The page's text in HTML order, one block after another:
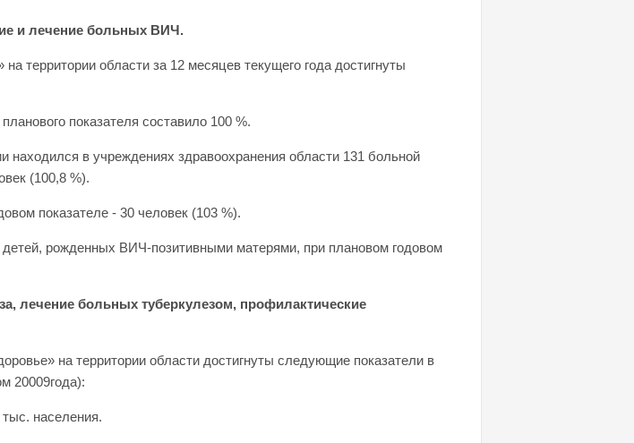
и лечение больных ВИЧ.
территории области за 12 месяцев текущего года достигнуты
показателя составило 100 %.
находился в учреждениях здравоохранения области 131 больной
(100,8 %).
показателе - 30 человек (103 %).
рожденных ВИЧ-позитивными матерями, при плановом годовом
лечение больных туберкулезом, профилактические
на территории области достигнуты следующие показатели в
20009года):
населения.